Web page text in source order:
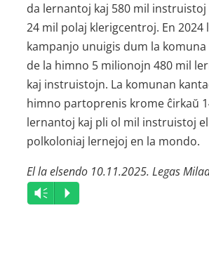
da lernantoj kaj 580 mil instruistoj
24 mil polaj klerigcentroj. En 2024
kampanjo unuigis dum la
de la himno 5 milionojn 480 mil
kaj instruistojn. La komunan
himno partoprenis krome ĉirkaŭ
lernantoj kaj pli ol mil instruistoj
polkoloniaj lernejoj en la mondo.
El la elsendo 10.11.2025. Legas
Audio
Player
Vm P